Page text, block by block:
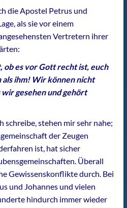
die Apostel Petrus und
als sie vor einem
Vertretern ihrer
ob es vor Gott recht ist, euch
als ihm! Wir können nicht
gesehen und gehört
schreibe, stehen mir sehr nahe;
der Zeugen
ist, hat sicher
Überall
Gewissenskonflikte durch. Bei
und Johannes und vielen
hindurch immer wieder